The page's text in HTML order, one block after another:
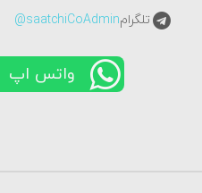
تلگرامsaatchiCoAdmin@
واتس اپ